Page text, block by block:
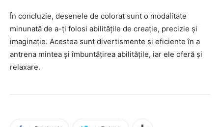
În concluzie, desenele de colorat sunt o modalitate
minunată de a-ți folosi abilitățile de creație, precizie și
imaginație. Acestea sunt divertismente și eficiente în a
antrena mintea și îmbuntățirea abilitățile, iar ele oferă și
relaxare.